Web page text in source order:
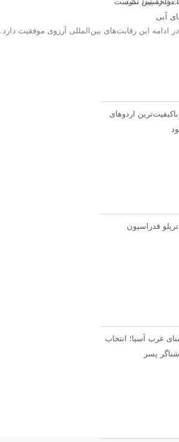
ادامه این رقابت‌های بین‌المللی آرزوی موفقیت دارد.
آبی
اردوهای
فدراسیون
غرب آسیا؛ انتخاب
پسر